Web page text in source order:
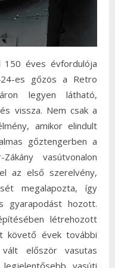
150 éves évfordulója
es gőzös a Retro
legyen látható,
vissza. Nem csak a
amikor elindult
gőztengerben a
vasútvonalon
az első szerelvény,
megalapozta, így
gyarapodást hozott.
létrehozott
követő évek további
vált először vasutas